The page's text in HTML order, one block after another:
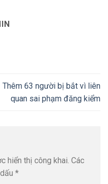
Thêm 63 người bị bắt vì liên
quan sai phạm đăng kiểm
hiển thị công khai. Các
*